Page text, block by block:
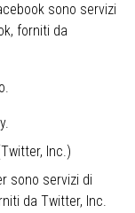
sono servizi
forniti da
.
Inc.)
sono servizi di
da Twitter, Inc.